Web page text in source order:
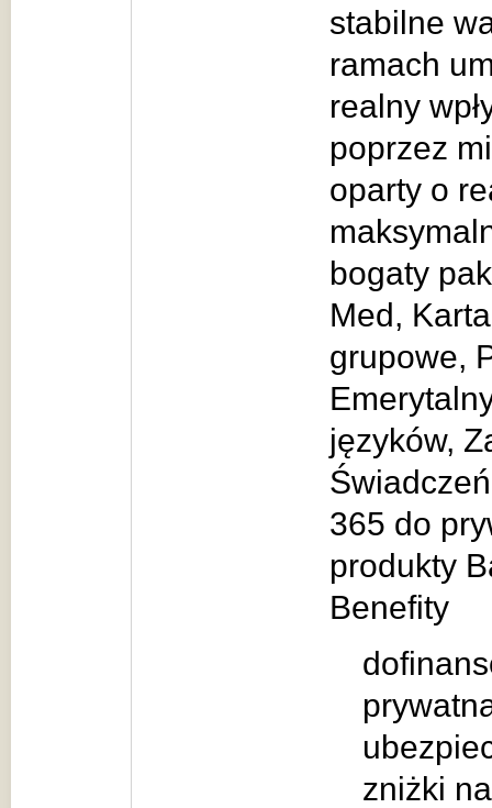
stabilne
ramach
realny
poprzez
oparty o
bogaty
Med,
grupowe,
języków,
365 do
produkty
Benefity
zniżki